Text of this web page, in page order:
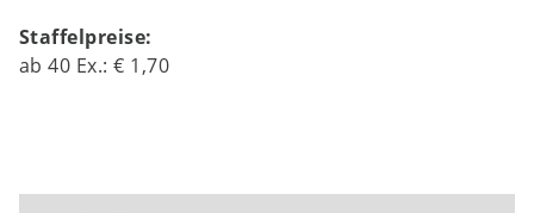
Staffelpreise:
ab40 Ex.:€ 1,70